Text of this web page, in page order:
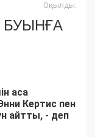
Оқылды:
аса
Кертис пен
айтты, - деп